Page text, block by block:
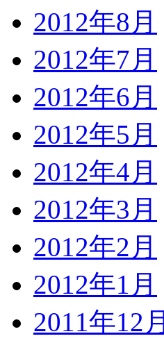
2012年8月
2012年7月
2012年6月
2012年5月
2012年4月
2012年3月
2012年2月
2012年1月
2011年12月